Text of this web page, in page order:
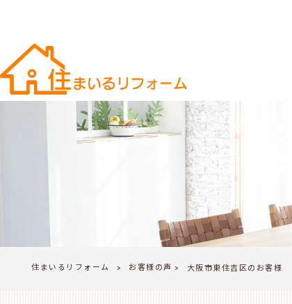
住まいるリフォーム > お客様の声 > 大阪市東住吉区のお客様